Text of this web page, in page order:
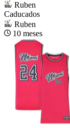
Ruben
Caducados
Ruben
10 meses